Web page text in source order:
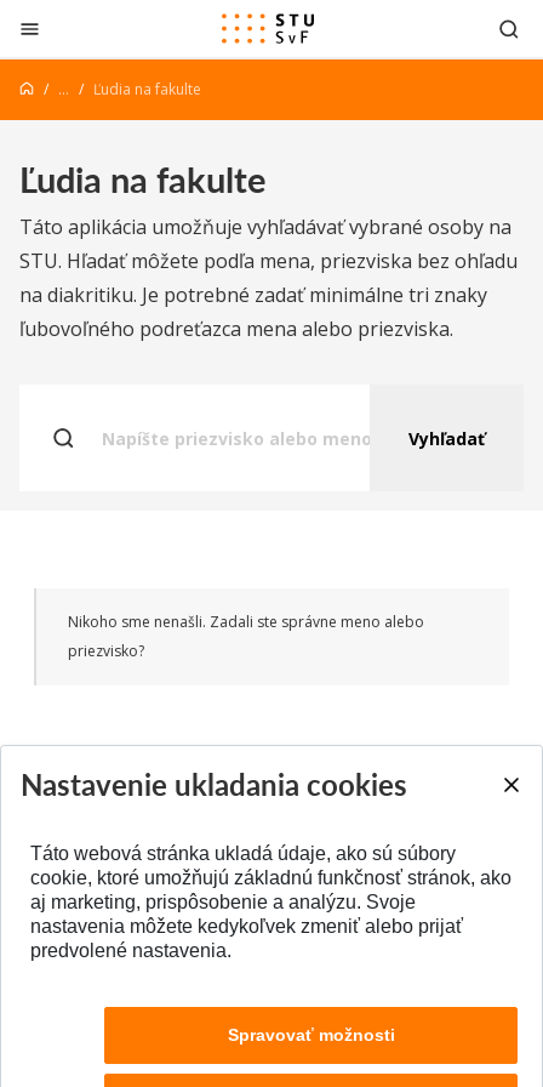
Prejsť na obsah
... Ľudia na fakulte
Ľudia na fakulte
Táto aplikácia umožňuje vyhľadávať vybrané osoby na
STU. Hľadať môžete podľa mena, priezviska bez ohľadu
na diakritiku. Je potrebné zadať minimálne tri znaky
ľubovoľného podreťazca mena alebo priezviska.
Vyhľadať
Nikoho sme nenašli. Zadali ste správne meno alebo
priezvisko?
SPÄŤ NA VRCH
Nastavenie ukladania cookies
Táto webová stránka ukladá údaje, ako sú súbory
cookie, ktoré umožňujú základnú funkčnosť stránok, ako
aj marketing, prispôsobenie a analýzu. Svoje
nastavenia môžete kedykoľvek zmeniť alebo prijať
predvolené nastavenia.
Spravovať možnosti